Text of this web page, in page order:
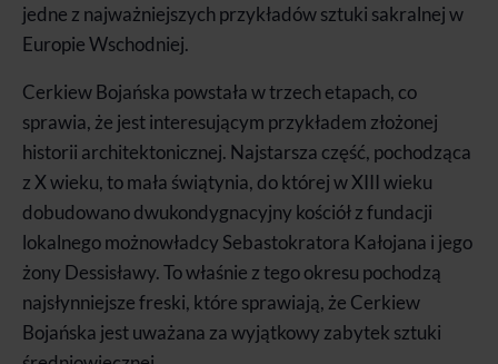
jedne z najważniejszych przykładów sztuki sakralnej w
Europie Wschodniej.
Cerkiew Bojańska powstała w trzech etapach, co
sprawia, że jest interesującym przykładem złożonej
historii architektonicznej. Najstarsza część, pochodząca
z X wieku, to mała świątynia, do której w XIII wieku
dobudowano dwukondygnacyjny kościół z fundacji
lokalnego możnowładcy Sebastokratora Kałojana i jego
żony Dessisławy. To właśnie z tego okresu pochodzą
najsłynniejsze freski, które sprawiają, że Cerkiew
Bojańska jest uważana za wyjątkowy zabytek sztuki